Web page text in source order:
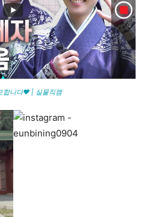
합니다❤ | 실물직캠